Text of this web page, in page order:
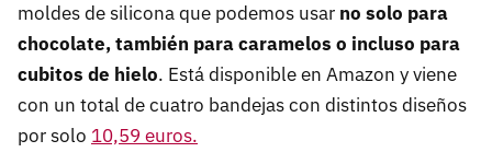
moldes de silicona que podemos usar no solo para
chocolate, también para caramelos o incluso para
cubitos de hielo. Está disponible en Amazon y viene
con un total de cuatro bandejas con distintos diseños
por solo 10,59 euros.